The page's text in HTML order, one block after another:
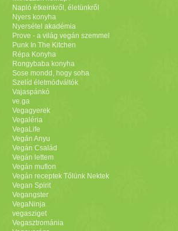
Napló étkeinkről, életünkről
Nyers konyha
Nyersétel akadémia
Prove - a világ vegán szemmel
Punk In The Kitchen
Répa Konyha
Rongybaba konyha
Sose mondd, hogy soha
Szelíd életmódváltók
Vajaspánkó
ve.ga
Vegagyerek
Vegaléria
VegaLife
Vegán Anyu
Vegán Család
Vegán lettem
Vegán muflon
Vegán receptek Tőlünk Nektek
Vegan Spirit
Vegangster
VegaNinja
vegasziget
Vegasztrománia